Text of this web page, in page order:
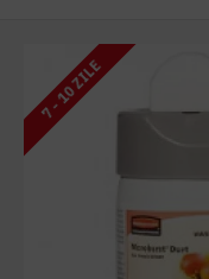
7 - 10 ZILE